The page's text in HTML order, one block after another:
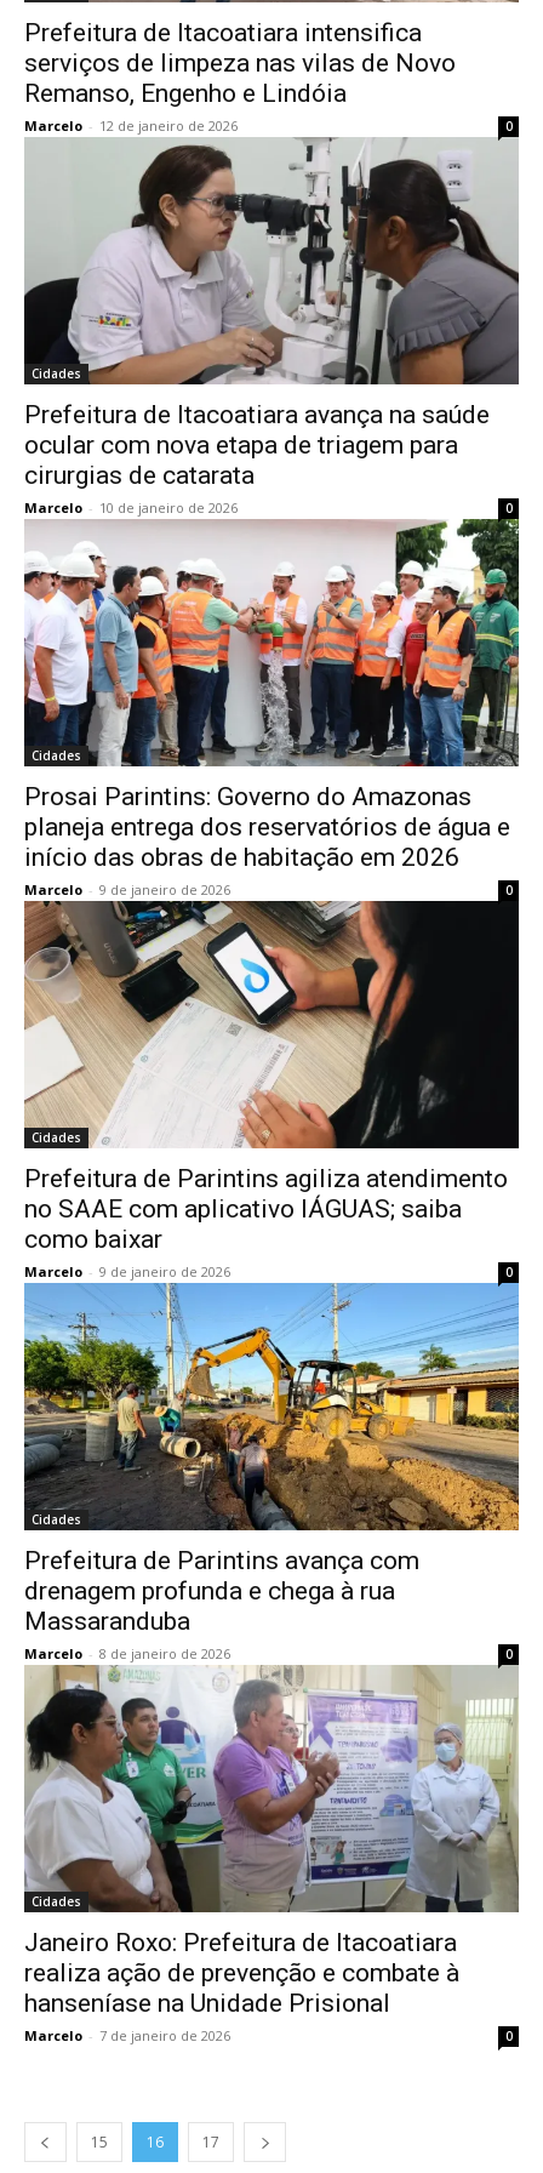
Prefeitura de Itacoatiara intensifica
serviços de limpeza nas vilas de Novo
Remanso, Engenho e Lindóia
Marcelo - 12 de janeiro de 2026 0
Cidades
Prefeitura de Itacoatiara avança na saúde
ocular com nova etapa de triagem para
cirurgias de catarata
Marcelo - 10 de janeiro de 2026 0
Cidades
Prosai Parintins: Governo do Amazonas
planeja entrega dos reservatórios de água e
início das obras de habitação em 2026
Marcelo - 9 de janeiro de 2026 0
Cidades
Prefeitura de Parintins agiliza atendimento
no SAAE com aplicativo IÁGUAS; saiba
como baixar
Marcelo - 9 de janeiro de 2026 0
Cidades
Prefeitura de Parintins avança com
drenagem profunda e chega à rua
Massaranduba
Marcelo - 8 de janeiro de 2026 0
Cidades
Janeiro Roxo: Prefeitura de Itacoatiara
realiza ação de prevenção e combate à
hanseníase na Unidade Prisional
Marcelo - 7 de janeiro de 2026 0
15 16 17